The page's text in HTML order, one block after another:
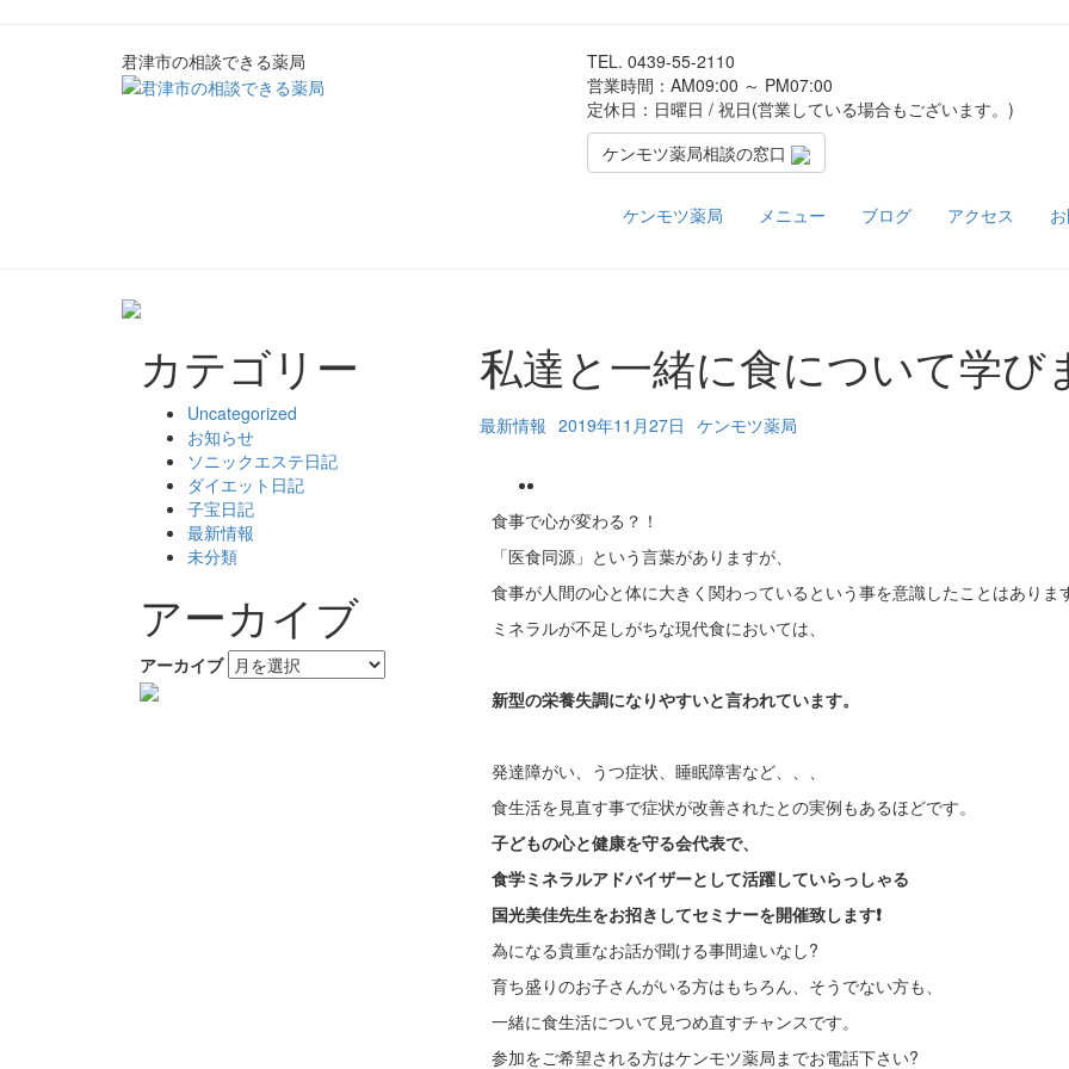
君津市の相談できる薬局 TEL. 0439-55-2110
営業時間：AM09:00 ～ PM07:00
定休日：日曜日 / 祝日(営業している場合もございます。)
ケンモツ薬局相談の窓口
ケンモツ薬局 メニュー ブログ アクセス
カテゴリー
Uncategorized
お知らせ
ソニックエステ日記
ダイエット日記
子宝日記
最新情報
未分類
アーカイブ
アーカイブ
私達と一緒に食について学び
最新情報 2019年11月27日 ケンモツ薬局
食事で心が変わる？！
「医食同源」という言葉がありますが、
食事が人間の心と体に大きく関わっているという事を意識したことはありま
ミネラルが不足しがちな現代食においては、
新型の栄養失調になりやすいと言われています。
発達障がい、うつ症状、睡眠障害など、、、
食生活を見直す事で症状が改善されたとの実例もあるほどです。
子どもの心と健康を守る会代表で、
食学ミネラルアドバイザーとして活躍していらっしゃる
国光美佳先生をお招きしてセミナーを開催致します❗️
為になる貴重なお話が聞ける事間違いなし?
育ち盛りのお子さんがいる方はもちろん、そうでない方も、
一緒に食生活について見つめ直すチャンスです。
参加をご希望される方はケンモツ薬局までお電話下さい?